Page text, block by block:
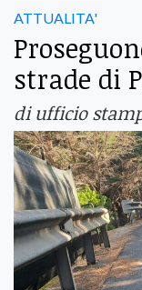
ATTUALITA'
strade di
di ufficio